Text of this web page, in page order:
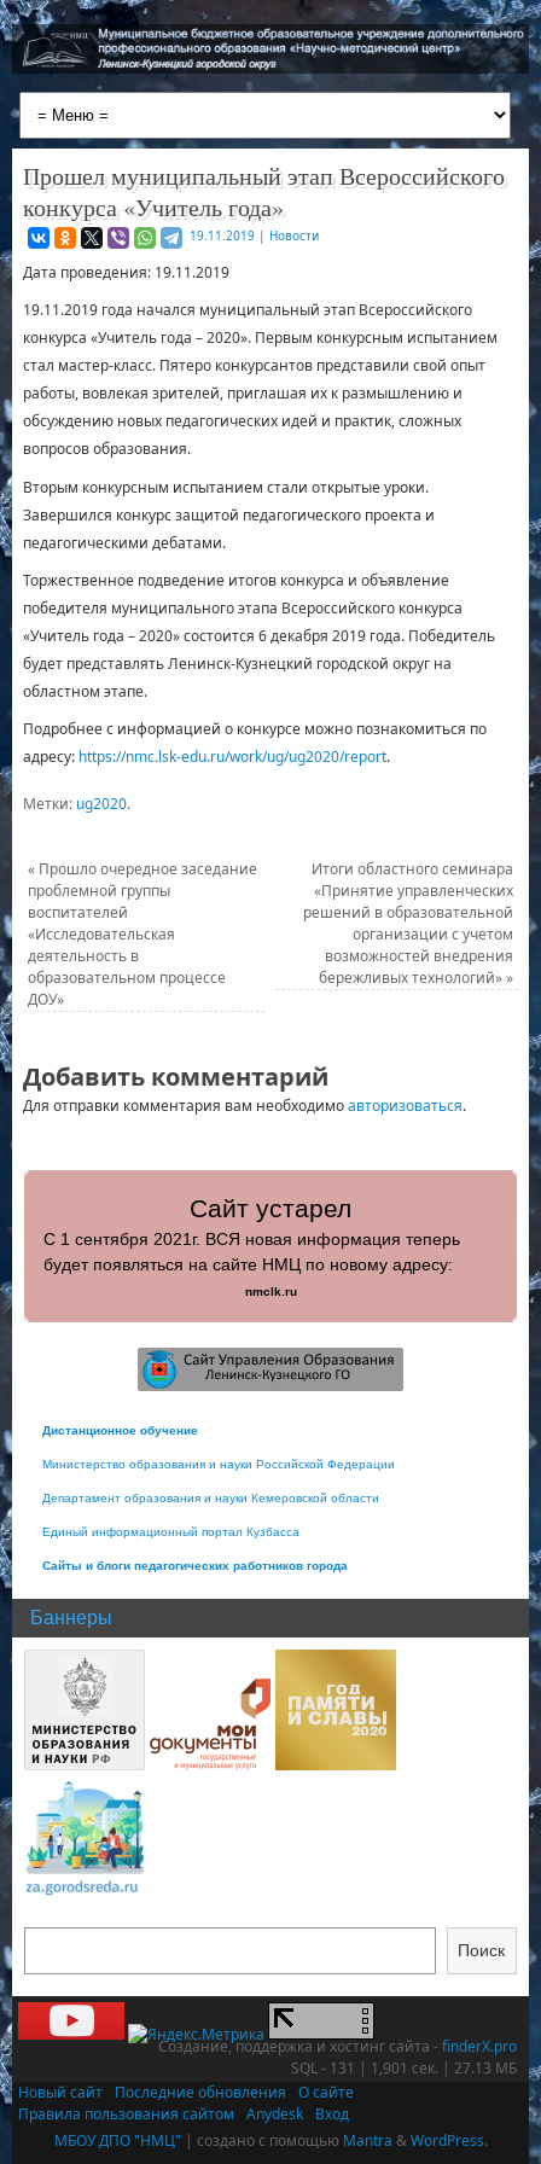
Прошел муниципальный этап Всероссийского
конкурса «Учитель года»
19.11.2019 | Новости
Дата проведения: 19.11.2019
19.11.2019 года начался муниципальный этап Всероссийского
конкурса «Учитель года – 2020». Первым конкурсным испытанием
стал мастер-класс. Пятеро конкурсантов представили свой опыт
работы, вовлекая зрителей, приглашая их к размышлению и
обсуждению новых педагогических идей и практик, сложных
вопросов образования.
Вторым конкурсным испытанием стали открытые уроки.
Завершился конкурс защитой педагогического проекта и
педагогическими дебатами.
Торжественное подведение итогов конкурса и объявление
победителя муниципального этапа Всероссийского конкурса
«Учитель года – 2020» состоится 6 декабря 2019 года. Победитель
будет представлять Ленинск-Кузнецкий городской округ на
областном этапе.
Подробнее с информацией о конкурсе можно познакомиться по
адресу: https://nmc.lsk-edu.ru/work/ug/ug2020/report.
Метки: ug2020.
«Прошло очередное заседание
проблемной группы
воспитателей
«Исследовательская
деятельность в
образовательном процессе
ДОУ»
Итоги областного семинара
«Принятие управленческих
решений в образовательной
организации с учетом
возможностей внедрения
бережливых технологий»»
Добавить комментарий
Для отправки комментария вам необходимоавторизоваться.
Сайт устарел
С 1 сентября 2021г. ВСЯ новая информация теперь
будет появляться на сайте НМЦ по новому адресу:
nmclk.ru
Дистанционное обучение
Министерство образования и науки Российской Федерации
Департамент образования и науки Кемеровской области
Единый информационный портал Кузбасса
Сайты и блоги педагогических работников города
Баннеры
Поиск
Создание, поддержка и хостинг сайта -finderX.pro
SQL - 131 | 1,901 сек. | 27.13 МБ
Новый сайт
Последние обновления
О сайте
Правила пользования сайтом
Anydesk
Вход
МБОУ ДПО "НМЦ" | создано с помощью Mantra &WordPress.